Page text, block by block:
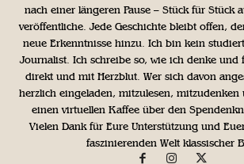
nach einer längeren Pause – Stück für Stück
veröffentliche. Jede Geschichte bleibt offen,
neue Erkenntnisse hinzu. Ich bin kein
Journalist. Ich schreibe so, wie ich denke und
direkt und mit Herzblut. Wer sich davon
herzlich eingeladen, mitzulesen, mitzudenken
einen virtuellen Kaffee über den
Vielen Dank für Eure Unterstützung und
faszinierenden Welt klassischer